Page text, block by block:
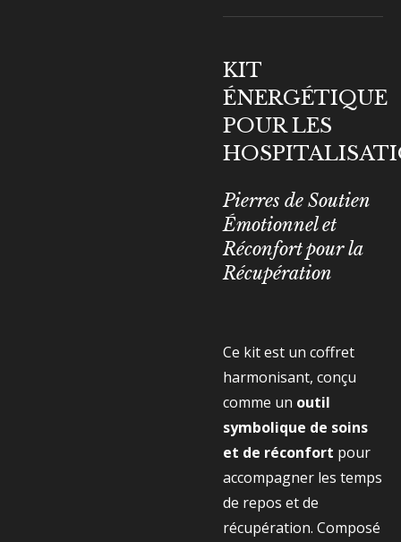
KIT
ÉNERGÉTIQUE
POUR LES
Pierres de Soutien
Émotionnel et
Réconfort pour la
Récupération
Ce kit est un coffret
harmonisant, conçu
comme un outil
symbolique de soins
et de réconfort pour
accompagner les temps
de repos et de
récupération. Composé